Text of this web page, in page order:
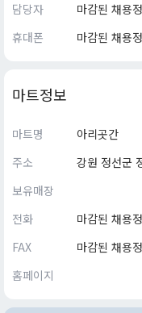
담당자
마감된 채용
휴대폰
마감된 채용
마트정보
마트명
아리곳간
주소
강원 정선군
보유매장
전화
마감된 채용
FAX
마감된 채용
홈페이지